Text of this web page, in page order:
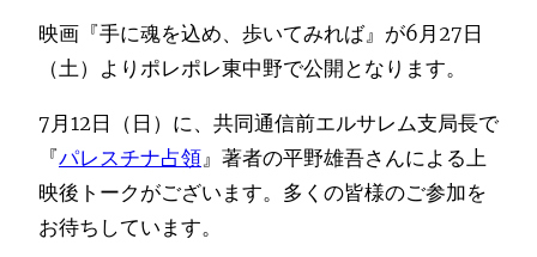
映画『手に魂を込め、歩いてみれば』が6月27日
（土）よりポレポレ東中野で公開となります。
7月12日（日）に、共同通信前エルサレム支局長で
『パレスチナ占領』著者の平野雄吾さんによる上
映後トークがございます。多くの皆様のご参加を
お待ちしています。